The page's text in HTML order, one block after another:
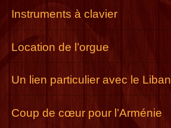
Instruments à clavier
Location de l’orgue
Un lien particulier avec le Liban
Coup de cœur pour l’Arménie